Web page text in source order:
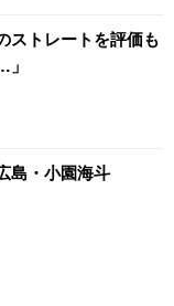
ストレートを評価も
」
島・小園海斗